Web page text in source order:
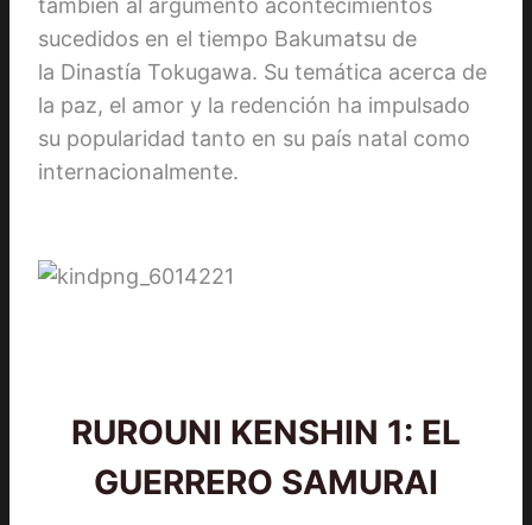
también al argumento acontecimientos
sucedidos en el tiempo Bakumatsu de
la Dinastía Tokugawa. Su temática acerca de
la paz, el amor y la redención ha impulsado
su popularidad tanto en su país natal como
internacionalmente.
RUROUNI KENSHIN 1: EL
GUERRERO SAMURAI